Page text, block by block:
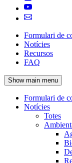
Navegació
principal
de
Formulari de
Notícies
Recursos
FAQ
Show main menu
Navegació
principal
Formulari de
Notícies
Totes